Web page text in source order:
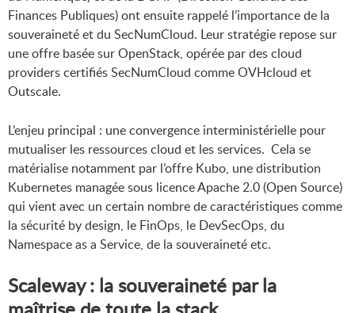
Finances Publiques) ont ensuite rappelé l’importance de la
souveraineté et du SecNumCloud. Leur stratégie repose sur
une offre basée sur OpenStack, opérée par des cloud
providers certifiés SecNumCloud comme OVHcloud et
Outscale.
L’enjeu principal : une convergence interministérielle pour
mutualiser les ressources cloud et les services. Cela se
matérialise notamment par l’offre Kubo, une distribution
Kubernetes managée sous licence Apache 2.0 (Open Source)
qui vient avec un certain nombre de caractéristiques comme
la sécurité by design, le FinOps, le DevSecOps, du
Namespace as a Service, de la souveraineté etc.
Scaleway : la souveraineté par la